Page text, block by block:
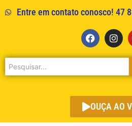
Entre em contato conosco! 47
OUÇA AO